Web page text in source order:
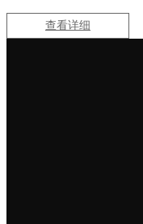
查看详细